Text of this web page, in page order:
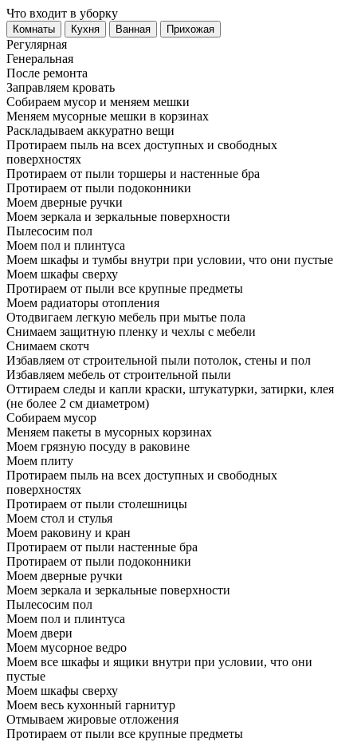
Что входит в уборку
Регу­лярная
Гене­ральная
После ремонта
Заправляем кровать
Собираем мусор и меняем мешки
Меняем мусорные мешки в корзинах
Раскладываем аккуратно вещи
Протираем пыль на всех доступных и свободных
поверхностях
Протираем от пыли торшеры и настенные бра
Протираем от пыли подоконники
Моем дверные ручки
Моем зеркала и зеркальные поверхности
Пылесосим пол
Моем пол и плинтуса
Моем шкафы и тумбы внутри при условии, что они пустые
Моем шкафы сверху
Протираем от пыли все крупные предметы
Моем радиаторы отопления
Отодвигаем легкую мебель при мытье пола
Снимаем защитную пленку и чехлы с мебели
Снимаем скотч
Избавляем от строительной пыли потолок, стены и пол
Избавляем мебель от строительной пыли
Оттираем следы и капли краски, штукатурки, затирки, клея
(не более 2 см диаметром)
Собираем мусор
Меняем пакеты в мусорных корзинах
Моем грязную посуду в раковине
Моем плиту
Протираем пыль на всех доступных и свободных
поверхностях
Протираем от пыли столешницы
Моем стол и стулья
Моем раковину и кран
Протираем от пыли настенные бра
Протираем от пыли подоконники
Моем дверные ручки
Моем зеркала и зеркальные поверхности
Пылесосим пол
Моем пол и плинтуса
Моем двери
Моем мусорное ведро
Моем все шкафы и ящики внутри при условии, что они
пустые
Моем шкафы сверху
Моем весь кухонный гарнитур
Отмываем жировые отложения
Протираем от пыли все крупные предметы